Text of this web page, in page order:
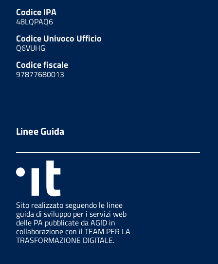
Codice IPA
48LQPAQ6
Codice Univoco Ufficio
Q6VUHG
Codice fiscale
97877680013
Linee Guida
Sito realizzato seguendo le linee
guida di sviluppo per i servizi web
delle PA pubblicate da AGID in
collaborazione con il TEAM PER LA
TRASFORMAZIONE DIGITALE.